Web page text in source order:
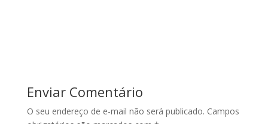
Enviar Comentário
O seu endereço de e-mail não será publicado. Campos